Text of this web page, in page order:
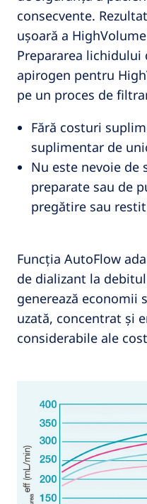
consecvente.
ușoară a HighVolume
Prepararea
apirogen pentru
pe un proces de
Fără costuri
suplimentar de
Nu este nevoie de
preparate sau de
pregătire sau
Funcția AutoFlow
de dializant la
generează economii
uzată, concentrat și
considerabile ale